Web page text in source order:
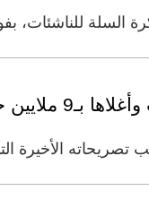
للناشئات،
الأخيرة